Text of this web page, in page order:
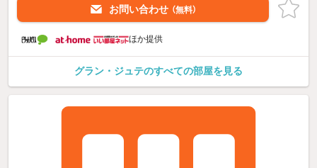
お問い合わせ （無料）
ほか提供
グラン・ジュテのすべての部屋を見る